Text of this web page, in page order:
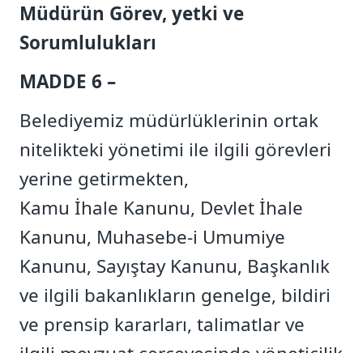
Müdürün Görev, yetki ve
Sorumlulukları
MADDE 6 –
Belediyemiz müdürlüklerinin ortak
nitelikteki yönetimi ile ilgili görevleri
yerine getirmekten,
Kamu İhale Kanunu, Devlet İhale
Kanunu, Muhasebe-i Umumiye
Kanunu, Sayıştay Kanunu, Başkanlık
ve ilgili bakanlıkların genelge, bildiri
ve prensip kararları, talimatlar ve